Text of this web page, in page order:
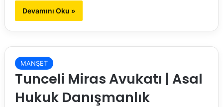
Devamını Oku »
MANŞET
Tunceli Miras Avukatı | Asal
Hukuk Danışmanlık